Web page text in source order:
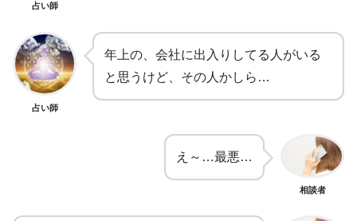
占い師
占い師
年上の、会社に出入りしてる人がいる
と思うけど、その人かしら…
え～…最悪…
相談者